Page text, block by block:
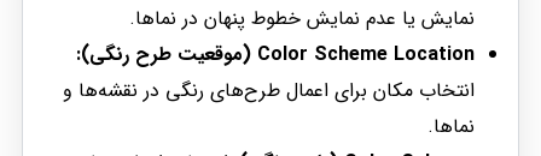
نمایش یا عدم نمایش خطوط پنهان در نماها.
Color Scheme Location (موقعیت طرح رنگی):
انتخاب مکان برای اعمال طرح‌های رنگی در نقشه‌ها و
نماها.